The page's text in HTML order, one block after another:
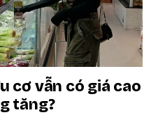
cơ vẫn có giá cao
tăng?